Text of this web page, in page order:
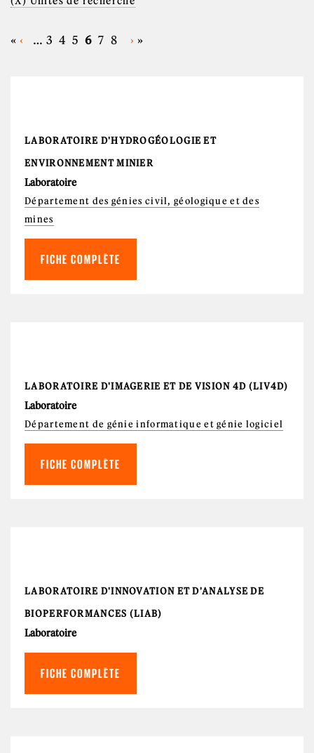
« ‹ … 3 4 5 6 7 8 › »
LABORATOIRE D'HYDROGÉOLOGIE ET
ENVIRONNEMENT MINIER
Laboratoire
Département des génies civil, géologique et des
mines
FICHE COMPLÈTE
LABORATOIRE D'IMAGERIE ET DE VISION 4D (LIV4D)
Laboratoire
Département de génie informatique et génie logiciel
FICHE COMPLÈTE
LABORATOIRE D'INNOVATION ET D'ANALYSE DE
BIOPERFORMANCES (LIAB)
Laboratoire
FICHE COMPLÈTE